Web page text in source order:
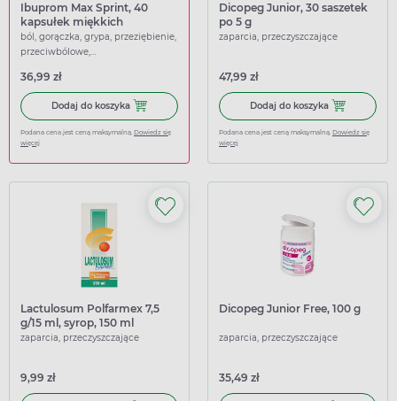
Ibuprom Max Sprint, 40
kapsułek miękkich
ból, gorączka, grypa, przeziębienie,
przeciwbólowe,
36,99 zł
Dodaj do koszyka Dodaj do koszyka Ibuprom Max Sprint, 40 kapsułek
Podana cena jest ceną maksymalną. Dowiedz się
więcej
Dicopeg Junior, 30 saszetek
po 5 g
zaparcia, przeczyszczające
47,99 zł
Dodaj do koszyka Dodaj do
Podana cena jest ceną maksymalną. Dowiedz się
więcej
Lactulosum Polfarmex 7,5
g/15 ml, syrop, 150 ml
zaparcia, przeczyszczające
9,99 zł
Dicopeg Junior Free, 100 g
zaparcia, przeczyszczające
35,49 zł